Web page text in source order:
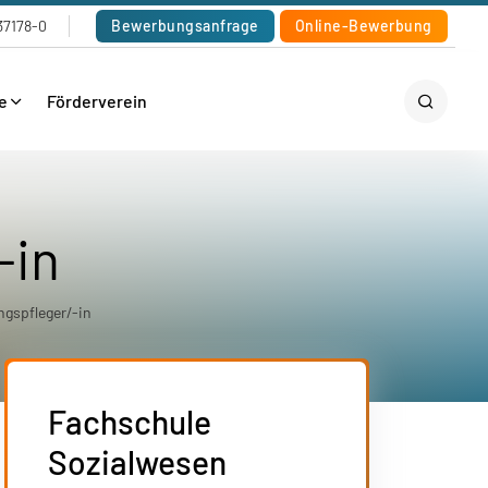
0 Bewerbungsanfrage Online-Bewerbung
Förderverein
in
in
Fachschule
Sozialwesen